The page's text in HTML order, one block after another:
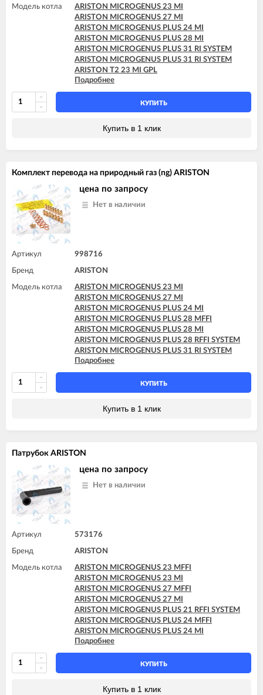
Модель котла
ARISTON MICROGENUS 23 MI
ARISTON MICROGENUS 27 MI
ARISTON MICROGENUS PLUS 24 MI
ARISTON MICROGENUS PLUS 28 MI
ARISTON MICROGENUS PLUS 31 RI SYSTEM
ARISTON MICROGENUS PLUS 31 RI SYSTEM
ARISTON T2 23 MI GPL
ARISTON T2 23 MI MET
ARISTON TX 23 MI
Подробнее
КУПИТЬ
Купить в 1 клик
Комплект перевода на природный газ (ng) ARISTON
цена по запросу
Нет в наличии
Артикул 998716
Бренд ARISTON
Модель котла
ARISTON MICROGENUS 23 MI
ARISTON MICROGENUS 27 MI
ARISTON MICROGENUS PLUS 24 MI
ARISTON MICROGENUS PLUS 28 MFFI
ARISTON MICROGENUS PLUS 28 MI
ARISTON MICROGENUS PLUS 28 RFFI SYSTEM
ARISTON MICROGENUS PLUS 31 RI SYSTEM
ARISTON MICROGENUS PLUS 31 RI SYSTEM
ARISTON MICROSYSTEM 21 RFFI
ARISTON MICROSYSTEM 28 RFFI
ARISTON T2 23 MI GPL
ARISTON TX 23 MFFI
Подробнее
КУПИТЬ
Купить в 1 клик
Патрубок ARISTON
цена по запросу
Нет в наличии
Артикул 573176
Бренд ARISTON
Модель котла
ARISTON MICROGENUS 23 MFFI
ARISTON MICROGENUS 23 MI
ARISTON MICROGENUS 27 MFFI
ARISTON MICROGENUS 27 MI
ARISTON MICROGENUS PLUS 21 RFFI SYSTEM
ARISTON MICROGENUS PLUS 24 MFFI
ARISTON MICROGENUS PLUS 24 MI
ARISTON MICROGENUS PLUS 28 MFFI
ARISTON MICROGENUS PLUS 28 MI
ARISTON MICROGENUS PLUS 28 RFFI SYSTEM
ARISTON MICROGENUS PLUS 31 MFFI
Подробнее
КУПИТЬ
Купить в 1 клик